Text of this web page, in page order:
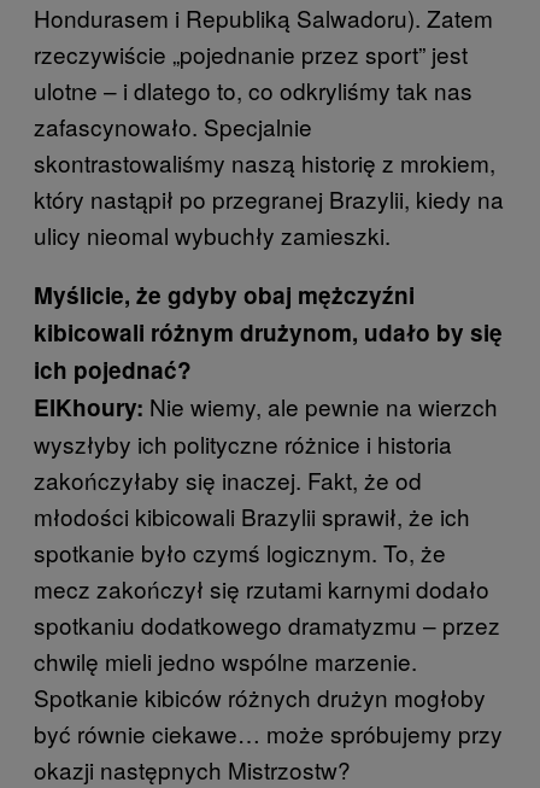
Hondurasem i Republiką Salwadoru). Zatem
rzeczywiście „pojednanie przez sport” jest
ulotne – i dlatego to, co odkryliśmy tak nas
zafascynowało. Specjalnie
skontrastowaliśmy naszą historię z mrokiem,
który nastąpił po przegranej Brazylii, kiedy na
ulicy nieomal wybuchły zamieszki.
Myślicie, że gdyby obaj mężczyźni
kibicowali różnym drużynom, udało by się
ich pojednać?
ElKhoury: Nie wiemy, ale pewnie na wierzch
wyszłyby ich polityczne różnice i historia
zakończyłaby się inaczej. Fakt, że od
młodości kibicowali Brazylii sprawił, że ich
spotkanie było czymś logicznym. To, że
mecz zakończył się rzutami karnymi dodało
spotkaniu dodatkowego dramatyzmu – przez
chwilę mieli jedno wspólne marzenie.
Spotkanie kibiców różnych drużyn mogłoby
być równie ciekawe… może spróbujemy przy
okazji następnych Mistrzostw?